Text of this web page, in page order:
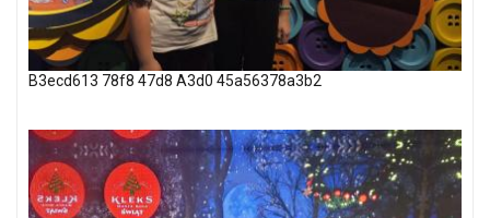
B3ecd613 78f8 47d8 A3d0 45a56378a3b2